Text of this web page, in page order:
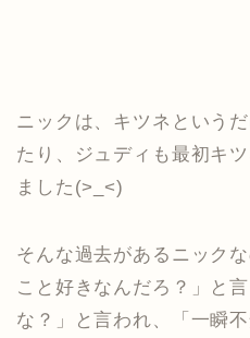
ニックは、キツネという
たり、ジュディも最初キ
ました(>_<)
そんな過去があるニック
こと好きなんだろ？」と
な？」と言われ、「一瞬